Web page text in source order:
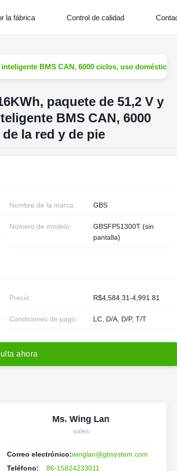
la fábrica Control de calidad
BMS CAN, 6000 ciclos, uso doméstico
paquete de 51,2 V y
BMS CAN, 6000
la red y de pie
Nombre de la marca: GBS
Número de modelo:
GBSFP51300T (sin
pantalla)
Precio: R$4,584.31-4,991.81
Condiciones de pago: LC, D/A, D/P, T/T
u ta a hora
Ms. Wing Lan
sales
Correo electrónico:winglan@gbsystem.com
Teléfono:
86-15824233011